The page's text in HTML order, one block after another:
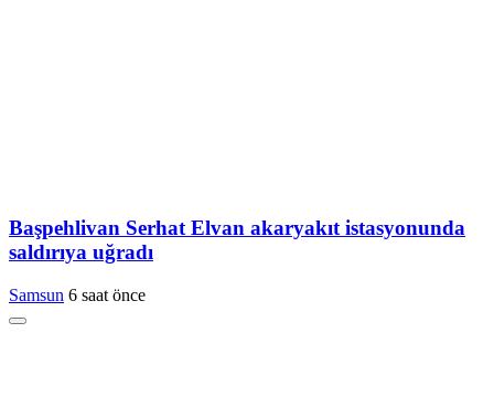
Başpehlivan Serhat Elvan akaryakıt istasyonunda
saldırıya uğradı
Samsun 6 saat önce